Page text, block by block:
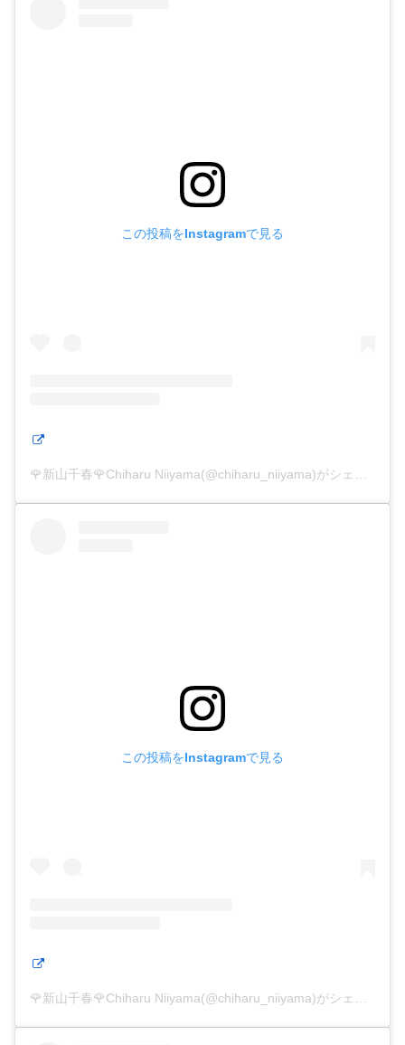
この投稿をInstagramで見る
この投稿をInstagramで見る